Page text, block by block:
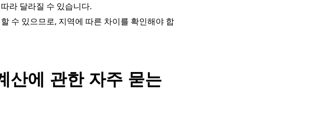
라 달라질 수 있습니다.
수 있으므로, 지역에 따른 차이를 확인해야 합
산에 관한 자주 묻는